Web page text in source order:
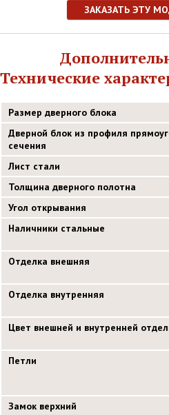
ЗАКАЗАТЬ ЭТУ
Технические
Размер дверного блока
Дверной блок из профиля
сечения
Лист стали
Толщина дверного полотна
Угол открывания
Наличники стальные
Отделка внешняя
Отделка внутренняя
Цвет внешней и внутренней
Петли
Замок верхний